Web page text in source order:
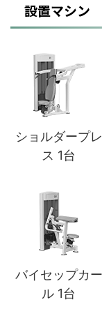
設置マシン
ショルダープレ
ス 1台
バイセップカー
ル 1台